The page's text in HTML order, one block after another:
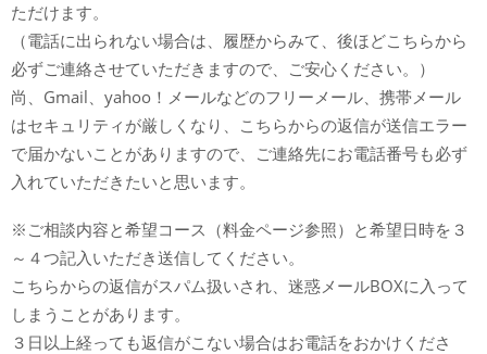
ただけます。
（電話に出られない場合は、履歴からみて、後ほどこちらから
必ずご連絡させていただきますので、ご安心ください。）
尚、Gmail、yahoo！メールなどのフリーメール、携帯メール
はセキュリティが厳しくなり、こちらからの返信が送信エラー
で届かないことがありますので、ご連絡先にお電話番号も必ず
入れていただきたいと思います。
※ご相談内容と希望コース（料金ページ参照）と希望日時を３
～４つ記入いただき送信してください。
こちらからの返信がスパム扱いされ、迷惑メールBOXに入って
しまうことがあります。
３日以上経っても返信がこない場合はお電話をおかけくださ